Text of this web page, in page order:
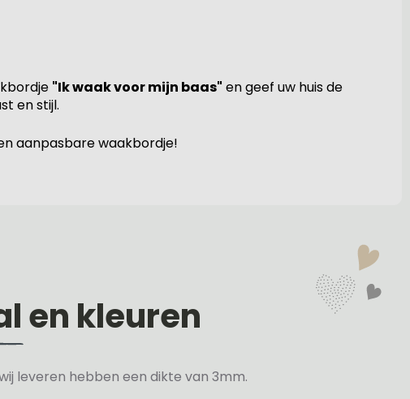
"Ik waak voor mijn baas" en geef uw huis de
en stijl.
aanpasbare waakbordje!
en kleuren
leveren hebben een dikte van 3mm.